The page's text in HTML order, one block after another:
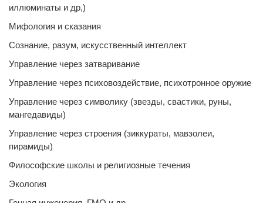
иллюминаты и др,)
Мифология и сказания
Сознание, разум, искусственный интеллект
Управление через затваривание
Управление через психовоздействие, психотронное оружие
Управление через символику (звезды, свастики, руны,
мангедавиды)
Управление через строения (зиккураты, мавзолеи,
пирамиды)
Философские школы и религиозные течения
Экология